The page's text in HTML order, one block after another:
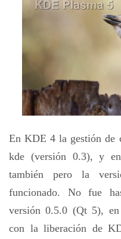
En KDE 4 la gestión de
kde (versión 0.3), y
también pero la
funcionado. No fue
versión 0.5.0 (Qt 5),
con la liberación de